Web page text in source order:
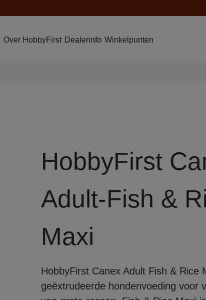
Over HobbyFirst Dealerinfo Winkelpunten
HobbyFirst
Adult-Fish &
Maxi
HobbyFirst Canex Adult Fish & Rice
geëxtrudeerde hondenvoeding voor